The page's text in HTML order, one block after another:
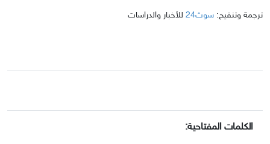
ترجمة وتنقيح: سوث24 للأخبار والدراسات
الكلمات المفتاحية: